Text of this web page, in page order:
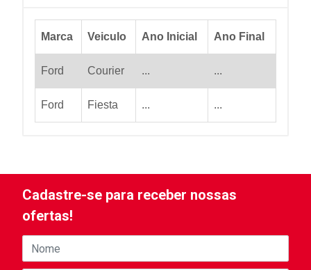
Marca Veiculo Ano Inicial Ano Final
Ford Courier ... ...
Ford Fiesta ... ...
Cadastre-se para receber nossas
ofertas!